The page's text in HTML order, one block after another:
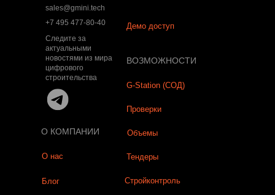
Демо доступ
О нас
Блог
sales@gmini.tech
+7 495 477-80-40
Следите за
актуальными
новостями из мира
цифрового
строительства
О КОМПАНИИ
G-Station (СОД)
Проверки
Объемы
Тендеры
Стройконтроль
ВОЗМОЖНОСТИ